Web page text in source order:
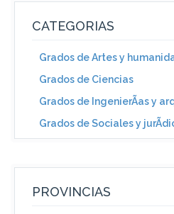
CATEGORIAS
Grados de Artes y
Grados de Ciencias
Grados de IngenierÃ­as y
Grados de Sociales y
PROVINCIAS